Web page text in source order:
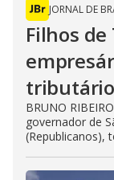
JORNAL DE
Filhos
BRUNO
governador de
(Republicanos),